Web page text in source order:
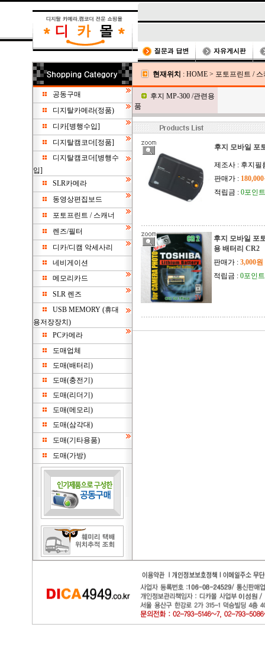
공동구매
디지탈카메라(정품)
디카[병행수입]
디지탈캠코더[정품]
디지탈캠코더[병행수
입]
SLR카메라
동영상편집보드
포토프린트 / 스캐너
렌즈/필터
디카/디캠 악세사리
네비게이션
메모리카드
SLR 렌즈
USB MEMORY (휴대
용저장장치)
PC카메라
도매업체
도매(배터리)
도매(충전기)
도매(리더기)
도매(메모리)
도매(삼각대)
도매(기타용품)
도매(가방)
현재위치 : HOME > 포토프린트 / 스
후지 MP-300 /관련용
품
후지 모바일 포
제조사 : 후지필
판매가 :
적립금 : 0포인트
후지 모바일 포
용 배터리 CR2
판매가 : 3,000원
적립금 : 0포인트